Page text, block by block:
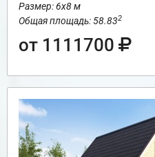
Размер: 6х8 м
Общая площадь: 58.832
от 1111700